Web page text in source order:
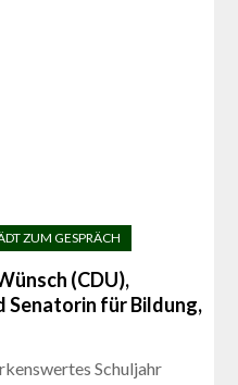
(CDU),
Senatorin für Bildung,
Schuljahr